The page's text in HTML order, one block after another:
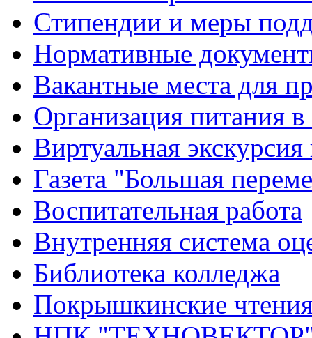
Стипендии и меры
Нормативные
Вакантные места для
Организация питания в
Виртуальная
Газета "Большая
Воспитательная работа
Внутренняя система
Библиотека колледжа
Покрышкинские